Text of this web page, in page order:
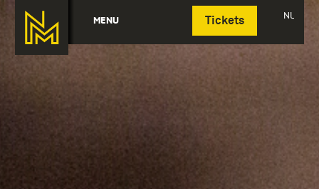
MENU Tickets NL
Deutsch